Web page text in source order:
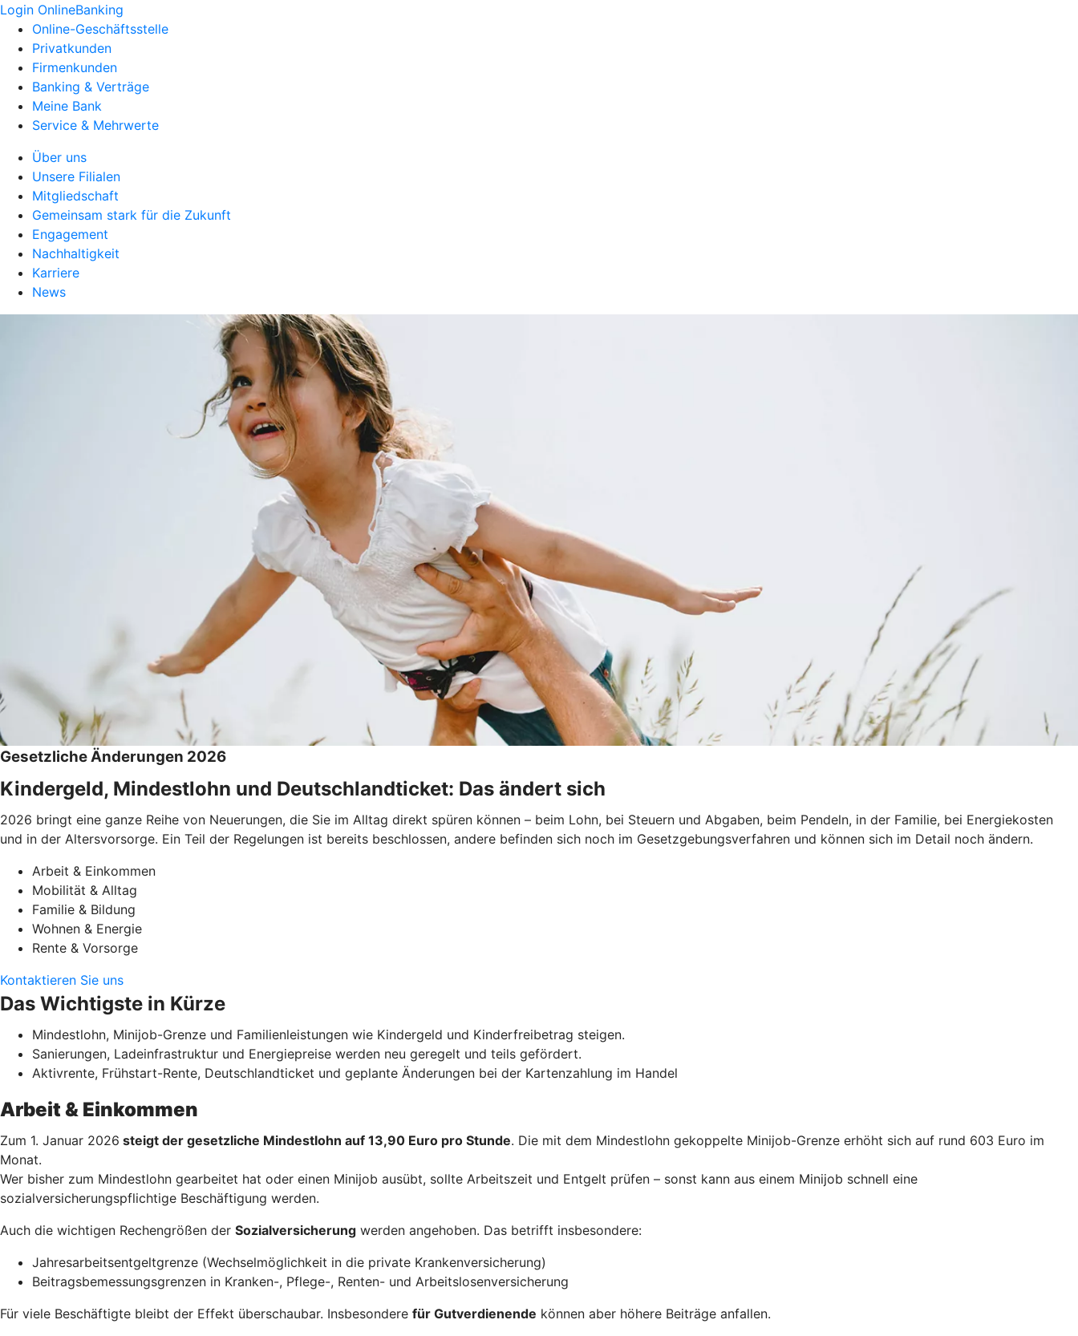
Login OnlineBanking
Online-Geschäftsstelle
Privatkunden
Firmenkunden
Banking & Verträge
Meine Bank
Service & Mehrwerte
Über uns
Unsere Filialen
Mitgliedschaft
Gemeinsam stark für die Zukunft
Engagement
Nachhaltigkeit
Karriere
News
Gesetzliche Änderungen 2026
Kindergeld, Mindestlohn und Deutschlandticket: Das ändert sich
2026 bringt eine ganze Reihe von Neuerungen, die Sie im Alltag direkt spüren können – beim Lohn, bei Steuern und Abgaben, beim Pendeln, in der Familie, bei Energiekosten
und in der Altersvorsorge. Ein Teil der Regelungen ist bereits beschlossen, andere befinden sich noch im Gesetzgebungsverfahren und können sich im Detail noch ändern.
Arbeit & Einkommen
Mobilität & Alltag
Familie & Bildung
Wohnen & Energie
Rente & Vorsorge
Kontaktieren Sie uns
Das Wichtigste in Kürze
Mindestlohn, Minijob-Grenze und Familienleistungen wie Kindergeld und Kinderfreibetrag steigen.
Sanierungen, Ladeinfrastruktur und Energiepreise werden neu geregelt und teils gefördert.
Aktivrente, Frühstart-Rente, Deutschlandticket und geplante Änderungen bei der Kartenzahlung im Handel
Arbeit & Einkommen
Zum 1. Januar 2026 steigt der gesetzliche Mindestlohn auf 13,90 Euro pro Stunde. Die mit dem Mindestlohn gekoppelte Minijob-Grenze erhöht sich auf rund 603 Euro im
Monat.
Wer bisher zum Mindestlohn gearbeitet hat oder einen Minijob ausübt, sollte Arbeitszeit und Entgelt prüfen – sonst kann aus einem Minijob schnell eine
sozialversicherungspflichtige Beschäftigung werden.
Auch die wichtigen Rechengrößen der Sozialversicherung werden angehoben. Das betrifft insbesondere:
Jahresarbeitsentgeltgrenze (Wechselmöglichkeit in die private Krankenversicherung)
Beitragsbemessungsgrenzen in Kranken-, Pflege-, Renten- und Arbeitslosenversicherung
Für viele Beschäftigte bleibt der Effekt überschaubar. Insbesondere für Gutverdienende können aber höhere Beiträge anfallen.